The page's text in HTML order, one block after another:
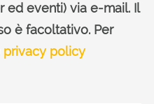
ed eventi) via e-mail. Il
è facoltativo. Per
privacy policy